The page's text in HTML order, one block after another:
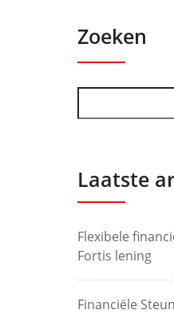
Zoeken
Laatste
Flexibele
Fortis lening
Financiële